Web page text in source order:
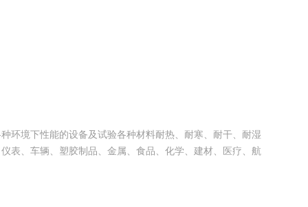
环境下性能的设备及试验各种材料耐热、耐寒、耐干、耐湿
表、车辆、塑胶制品、金属、食品、化学、建材、医疗、航